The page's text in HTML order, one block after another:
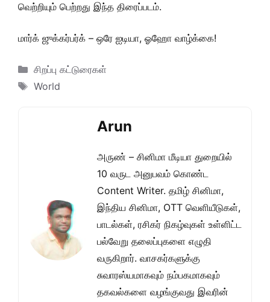
வெற்றியும் பெற்றது இந்த திரைப்படம்.
மார்க் ஜுக்கர்பர்க் – ஒரே ஐடியா, ஓஹோ வாழ்க்கை!
Categories
சிறப்பு கட்டுரைகள்
Tags
World
Arun
அருண் – சினிமா மீடியா துறையில்
10 வருட அனுபவம் கொண்ட
Content Writer. தமிழ் சினிமா,
இந்திய சினிமா, OTT வெளியீடுகள்,
பாடல்கள், ரசிகர் நிகழ்வுகள் உள்ளிட்ட
பல்வேறு தலைப்புகளை எழுதி
வருகிறார். வாசகர்களுக்கு
சுவாரஸ்யமாகவும் நம்பகமாகவும்
தகவல்களை வழங்குவது இவரின்